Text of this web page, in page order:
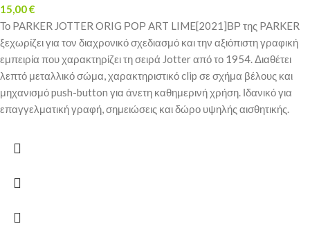
15,00€
Το PARKER JOTTER ORIG ΡΟΡ ART LIME[2021]ΒΡ της PARKER
ξεχωρίζει για τον διαχρονικό σχεδιασμό και την αξιόπιστη γραφική
εμπειρία που χαρακτηρίζει τη σειρά Jotter από το 1954. Διαθέτει
λεπτό μεταλλικό σώμα, χαρακτηριστικό clip σε σχήμα βέλους και
μηχανισμό push-button για άνετη καθημερινή χρήση. Ιδανικό για
επαγγελματική γραφή, σημειώσεις και δώρο υψηλής αισθητικής.